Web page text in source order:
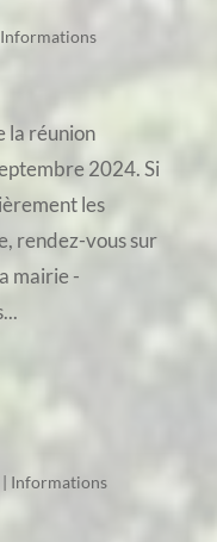
Informations
la réunion
2024. Si
les
rendez-vous sur
mairie -
Informations